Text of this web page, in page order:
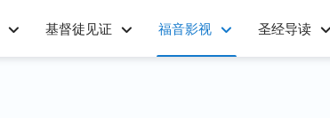
基督徒见证 福音影视 圣经导读